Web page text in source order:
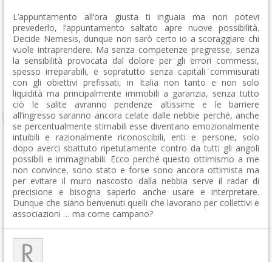
L’appuntamento all’ora giusta ti inguaia ma non potevi
prevederlo, l’appuntamento saltato apre nuove possibilità.
Decide Nemesis, dunque non sarò certo io a scoraggiare chi
vuole intraprendere. Ma senza competenze pregresse, senza
la sensibilità provocata dal dolore per gli errori commessi,
spesso irreparabili, e sopratutto senza capitali commisurati
con gli obiettivi prefissati, in Italia non tanto e non solo
liquidità ma principalmente immobili a garanzia, senza tutto
ciò le salite avranno pendenze altissime e le barriere
all’ingresso saranno ancora celate dalle nebbie perché, anche
se percentualmente stimabili esse diventano emozionalmente
intuibili e razionalmente riconoscibili, enti e persone, solo
dopo averci sbattuto ripetutamente contro da tutti gli angoli
possibili e immaginabili. Ecco perché questo ottimismo a me
non convince, sono stato e forse sono ancora ottimista ma
per evitare il muro nascosto dalla nebbia serve il radar di
precisione e bisogna saperlo anche usare e interpretare.
Dunque che siano benvenuti quelli che lavorano per collettivi e
associazioni … ma come campano?